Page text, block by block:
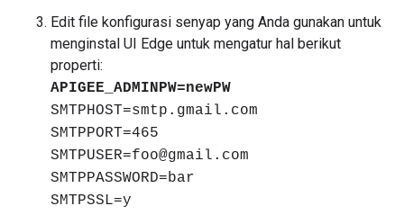
Edit file konfigurasi senyap yang Anda gunakan untuk
menginstal UI Edge untuk mengatur hal berikut
properti:
APIGEE_ADMINPW=newPW
SMTPHOST=smtp.gmail.com
SMTPPORT=465
SMTPUSER=foo@gmail.com
SMTPPASSWORD=bar
SMTPSSL=y